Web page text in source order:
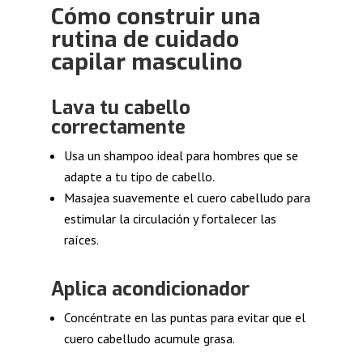
Cómo construir una
rutina de cuidado
capilar masculino
Lava tu cabello
correctamente
Usa un shampoo ideal para hombres que se
adapte a tu tipo de cabello.
Masajea suavemente el cuero cabelludo para
estimular la circulación y fortalecer las
raíces.
Aplica acondicionador
Concéntrate en las puntas para evitar que el
cuero cabelludo acumule grasa.